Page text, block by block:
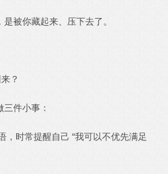
被你藏起来、压下去了。
？
件小事：
时常提醒自己 “我可以不优先满足